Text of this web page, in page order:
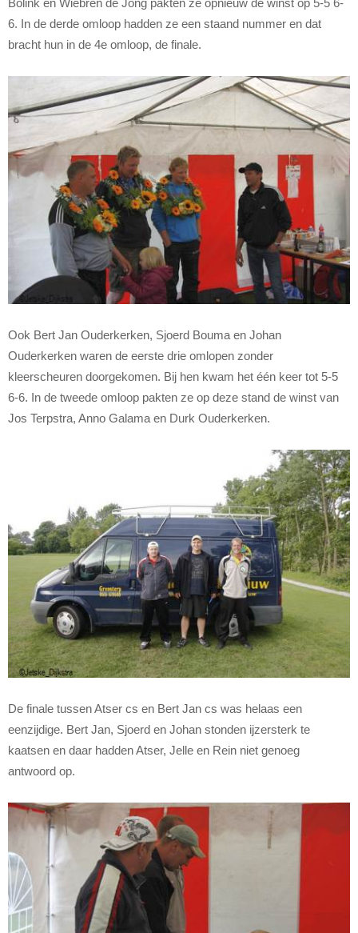
6. In de derde omloop hadden ze een staand nummer en dat
bracht hun in de 4e omloop, de finale.
Ook Bert Jan Ouderkerken, Sjoerd Bouma en Johan
Ouderkerken waren de eerste drie omlopen zonder
kleerscheuren doorgekomen. Bij hen kwam het één keer tot 5-5
6-6. In de tweede omloop pakten ze op deze stand de winst van
Jos Terpstra, Anno Galama en Durk Ouderkerken.
De finale tussen Atser cs en Bert Jan cs was helaas een
eenzijdige. Bert Jan, Sjoerd en Johan stonden ijzersterk te
kaatsen en daar hadden Atser, Jelle en Rein niet genoeg
antwoord op.